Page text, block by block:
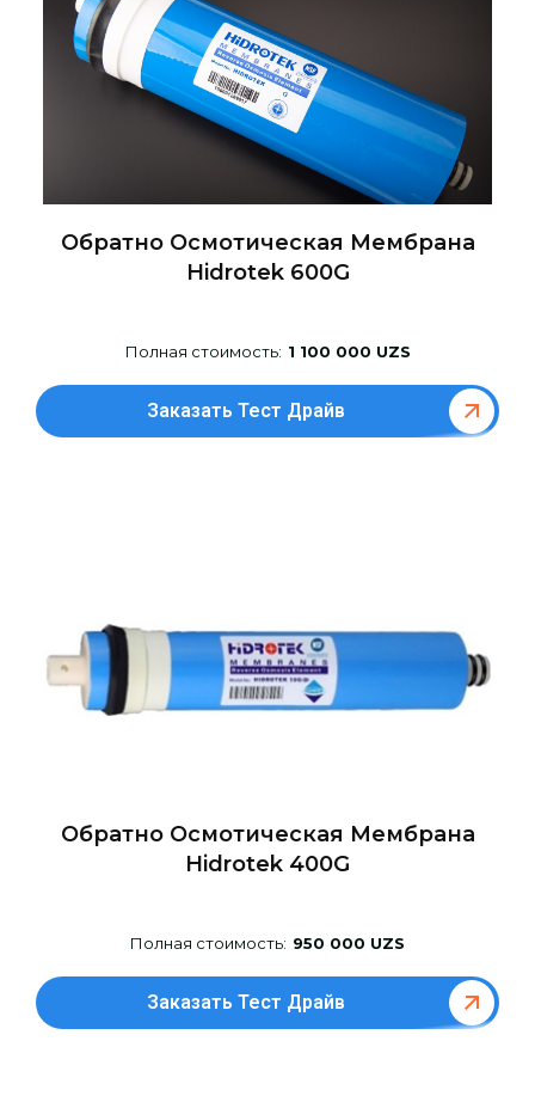
Обратно Осмотическая Мембрана
Hidrotek 600G
Полная стоимость: 1 100 000 UZS
Заказать Тест Драйв
Обратно Осмотическая Мембрана
Hidrotek 400G
Полная стоимость: 950 000 UZS
Заказать Тест Драйв